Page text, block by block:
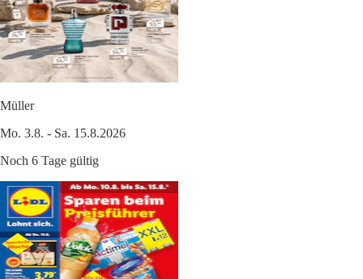
Müller
Mo. 3.8. - Sa. 15.8.2026
Noch 6 Tage gültig